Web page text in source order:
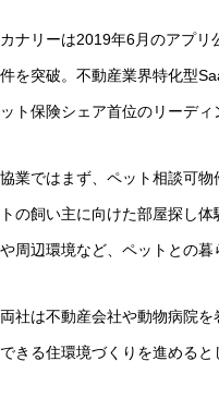
カナリーは2019年6月のアプ
件を突破。不動産業界特化型
ット保険シェア首位のリーディ
協業ではまず、ペット相談可
トの飼い主に向けた部屋探し
や周辺環境など、ペットとの
両社は不動産会社や動物病院
できる住環境づくりを進めると